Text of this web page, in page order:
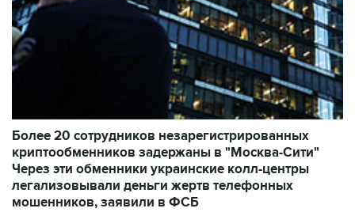
Более 20 сотрудников незарегистрированных
криптообменников задержаны в "Москва-Сити"
Через эти обменники украинские колл-центры
легализовывали деньги жертв телефонных
мошенников, заявили в ФСБ